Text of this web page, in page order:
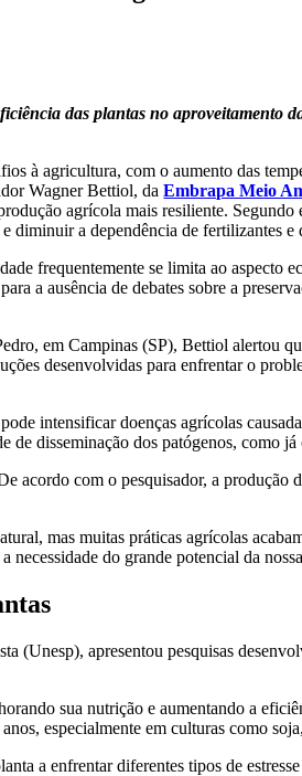
das plantas no aproveitamento
à agricultura, com o aumento das
Wagner Bettiol, daEmbrapa Meio
agrícola mais resiliente.
diminuir a dependência de fertilizantes e
frequentemente se limita ao
a ausência de debates sobre a
em Campinas (SP), Bettiol alertou
desenvolvidas para enfrentar o
intensificar doenças agrícolas
de disseminação dos patógenos, como
acordo com o pesquisador, a
mas muitas práticas agrícolas
do grande potencial da
(Unesp), apresentou pesquisas
sua nutrição e aumentando a
especialmente em culturas como
a enfrentar diferentes tipos de